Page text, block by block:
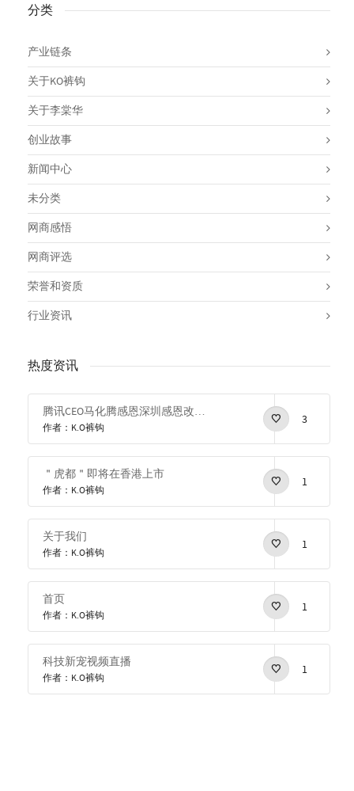
分类
产业链条
关于KO裤钩
关于李棠华
创业故事
新闻中心
未分类
网商感悟
网商评选
荣誉和资质
行业资讯
热度资讯
腾讯CEO马化腾感恩深圳感恩改革开放
作者：K.O裤钩
3
＂虎都＂即将在香港上市
作者：K.O裤钩
1
关于我们
作者：K.O裤钩
1
首页
作者：K.O裤钩
1
科技新宠视频直播
作者：K.O裤钩
1